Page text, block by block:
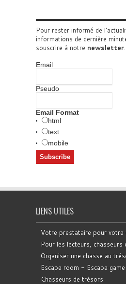
Pour rester informé de
informations de dernière
souscrire à notre newsletter.
Email
Pseudo
Email Format
html
text
mobile
LIENS UTILES
Votre prestataire pour votre
Pour les lecteurs, chasseurs
Organiser une chasse au
Escape room - Escape game
Chasseurs de trésors